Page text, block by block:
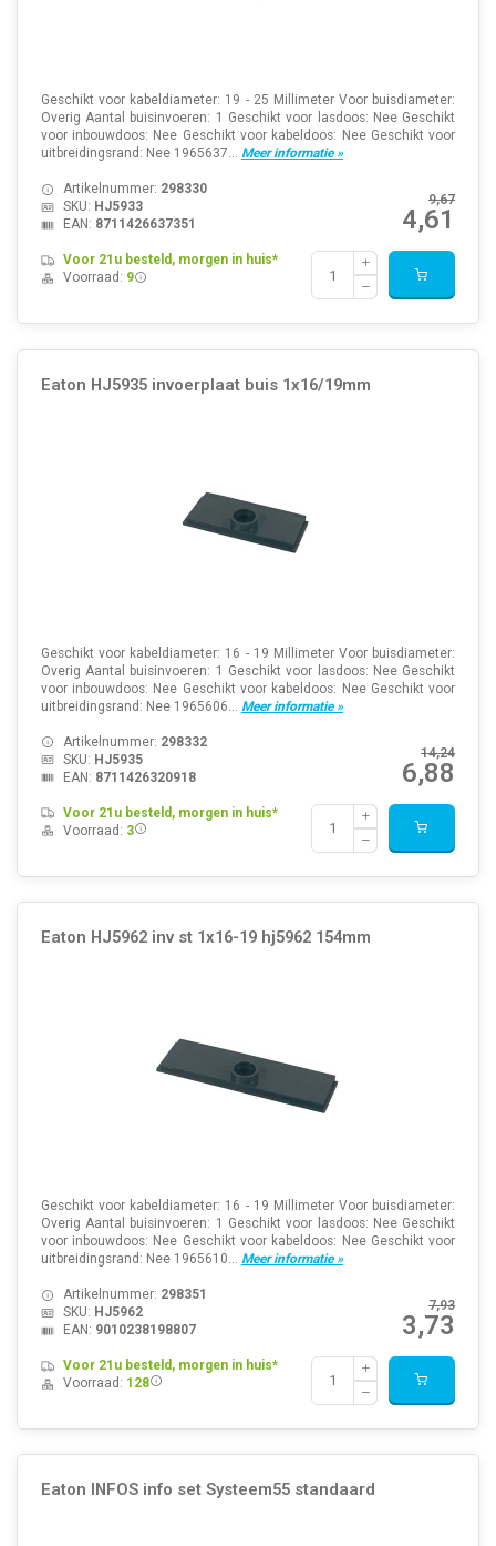
Geschikt voor kabeldiameter: 19 - 25 Millimeter Voor buisdiameter:
Overig Aantal buisinvoeren: 1 Geschikt voor lasdoos: Nee Geschikt
voor inbouwdoos: Nee Geschikt voor kabeldoos: Nee Geschikt voor
uitbreidingsrand: Nee 1965637... Meer informatie »
9,67
4,61
Artikelnummer: 298330
SKU: HJ5933
EAN: 8711426637351
Voor 21u besteld, morgen in huis*
Voorraad: 9
Eaton HJ5935 invoerplaat buis 1x16/19mm
Geschikt voor kabeldiameter: 16 - 19 Millimeter Voor buisdiameter:
Overig Aantal buisinvoeren: 1 Geschikt voor lasdoos: Nee Geschikt
voor inbouwdoos: Nee Geschikt voor kabeldoos: Nee Geschikt voor
uitbreidingsrand: Nee 1965606... Meer informatie »
14,24
6,88
Artikelnummer: 298332
SKU: HJ5935
EAN: 8711426320918
Voor 21u besteld, morgen in huis*
Voorraad: 3
Eaton HJ5962 inv st 1x16-19 hj5962 154mm
Geschikt voor kabeldiameter: 16 - 19 Millimeter Voor buisdiameter:
Overig Aantal buisinvoeren: 1 Geschikt voor lasdoos: Nee Geschikt
voor inbouwdoos: Nee Geschikt voor kabeldoos: Nee Geschikt voor
uitbreidingsrand: Nee 1965610... Meer informatie »
7,93
3,73
Artikelnummer: 298351
SKU: HJ5962
EAN: 9010238198807
Voor 21u besteld, morgen in huis*
Voorraad: 128
Eaton INFOS info set Systeem55 standaard